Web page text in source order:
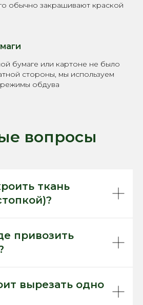
обычно закрашивают краской
бумаге или картоне не было
стороны, мы используем
обдува
вопросы
ткань
привозить
вырезать одно